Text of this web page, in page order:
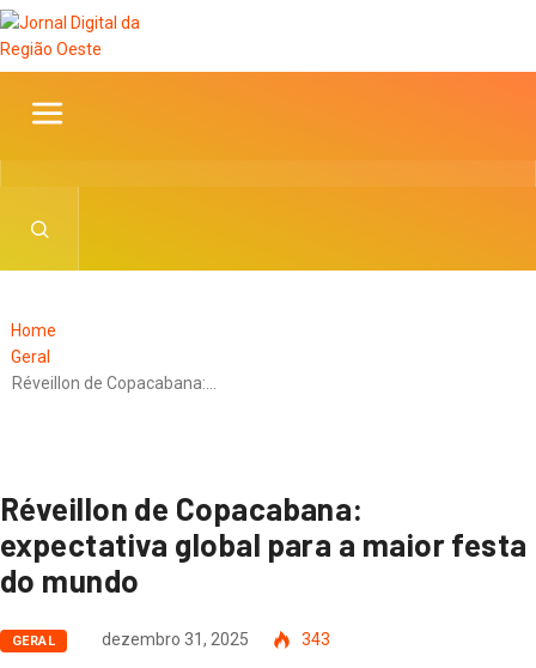
Home
Geral
Réveillon de Copacabana:…
Réveillon de Copacabana:
expectativa global para a maior festa
do mundo
GERAL dezembro 31, 2025 343